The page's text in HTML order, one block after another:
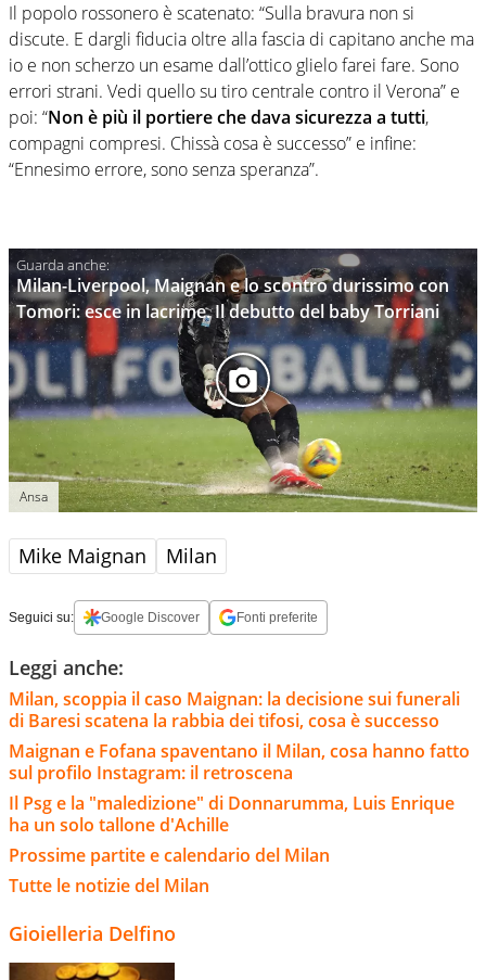
Il popolo rossonero è scatenato: “Sulla bravura non si
discute. E dargli fiducia oltre alla fascia di capitano anche ma
io e non scherzo un esame dall’ottico glielo farei fare. Sono
errori strani. Vedi quello su tiro centrale contro il Verona” e
poi: “Non è più il portiere che dava sicurezza a tutti,
compagni compresi. Chissà cosa è successo” e infine:
“Ennesimo errore, sono senza speranza”.
Milan-Liverpool, Maignan e lo scontro durissimo con
Tomori: esce in lacrime. Il debutto del baby Torriani
Ansa
Mike Maignan Milan
Seguici su: Google Discover Fonti preferite
Leggi anche:
Milan, scoppia il caso Maignan: la decisione sui funerali
di Baresi scatena la rabbia dei tifosi, cosa è successo
Maignan e Fofana spaventano il Milan, cosa hanno fatto
sul profilo Instagram: il retroscena
Il Psg e la "maledizione" di Donnarumma, Luis Enrique
ha un solo tallone d'Achille
Prossime partite e calendario del Milan
Tutte le notizie del Milan
Gioielleria Delfino